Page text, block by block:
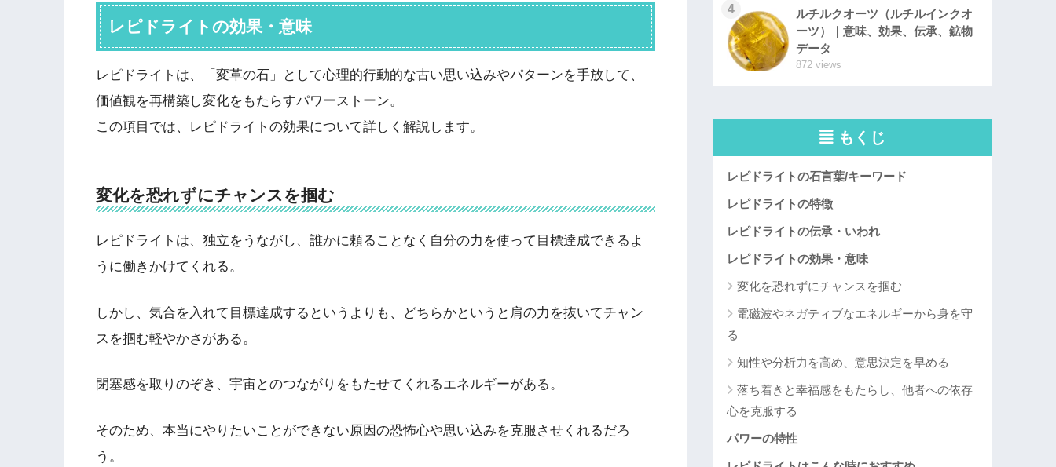
レピドライトの効果・意味
レピドライトは、「変革の石」として心理的行動的な古い思い込みやパターンを手放して、
価値観を再構築し変化をもたらすパワーストーン。
この項目では、レピドライトの効果について詳しく解説します。
変化を恐れずにチャンスを掴む
レピドライトは、独立をうながし、誰かに頼ることなく自分の力を使って目標達成できるよ
うに働きかけてくれる。
しかし、気合を入れて目標達成するというよりも、どちらかというと肩の力を抜いてチャン
スを掴む軽やかさがある。
閉塞感を取りのぞき、宇宙とのつながりをもたせてくれるエネルギーがある。
そのため、本当にやりたいことができない原因の恐怖心や思い込みを克服させくれるだろ
う。
4
ルチルクオーツ（ルチルインクオ
ーツ）｜意味、効果、伝承、鉱物
データ
872 views
もくじ
レピドライトの石言葉/キーワード
レピドライトの特徴
レピドライトの伝承・いわれ
レピドライトの効果・意味
変化を恐れずにチャンスを掴む
電磁波やネガティブなエネルギーから身を守
る
知性や分析力を高め、意思決定を早める
落ち着きと幸福感をもたらし、他者への依存
心を克服する
パワーの特性